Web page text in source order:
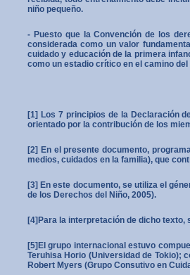
niño pequeño.
- Puesto que la Convención de los
considerada como un valor
cuidado y educación de la primera
como un estadio crítico en el camino
[1] Los 7 principios de la Declaración
orientado por la contribución de los
[2] En el presente documento,
medios, cuidados en la familia), que
[3] En este documento, se utiliza el
de los Derechos del Niño, 2005).
[4]Para la interpretación de dicho texto,
[5]El grupo internacional estuvo
Teruhisa Horio (Universidad de Tokio);
Robert Myers (Grupo Consutivo en